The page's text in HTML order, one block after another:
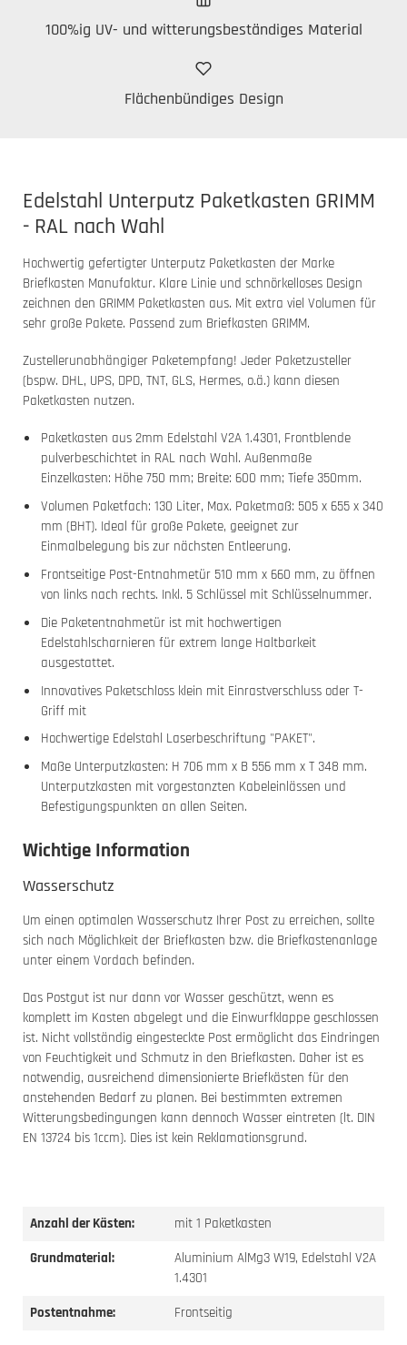
100%ig UV- und witterungsbeständiges Material
Flächenbündiges Design
Edelstahl Unterputz Paketkasten GRIMM
- RAL nach Wahl
Hochwertig gefertigter Unterputz Paketkasten der Marke
Briefkasten Manufaktur. Klare Linie und schnörkelloses Design
zeichnen den GRIMM Paketkasten aus. Mit extra viel Volumen für
sehr große Pakete. Passend zum Briefkasten GRIMM.
Zustellerunabhängiger Paketempfang! Jeder Paketzusteller
(bspw. DHL, UPS, DPD, TNT, GLS, Hermes, o.ä.) kann diesen
Paketkasten nutzen.
Paketkasten aus 2mm Edelstahl V2A 1.4301, Frontblende
pulverbeschichtet in RAL nach Wahl. Außenmaße
Einzelkasten: Höhe 750 mm; Breite: 600 mm; Tiefe 350mm.
Volumen Paketfach: 130 Liter, Max. Paketmaß: 505 x 655 x 340
mm (BHT). Ideal für große Pakete, geeignet zur
Einmalbelegung bis zur nächsten Entleerung.
Frontseitige Post-Entnahmetür 510 mm x 660 mm, zu öffnen
von links nach rechts. Inkl. 5 Schlüssel mit Schlüsselnummer.
Die Paketentnahmetür ist mit hochwertigen
Edelstahlscharnieren für extrem lange Haltbarkeit
ausgestattet.
Innovatives Paketschloss klein mit Einrastverschluss oder T-
Griff mit
Hochwertige Edelstahl Laserbeschriftung "PAKET".
Maße Unterputzkasten: H 706 mm x B 556 mm x T 348 mm.
Unterputzkasten mit vorgestanzten Kabeleinlässen und
Befestigungspunkten an allen Seiten.
Wichtige Information
Wasserschutz
Um einen optimalen Wasserschutz Ihrer Post zu erreichen, sollte
sich nach Möglichkeit der Briefkasten bzw. die Briefkastenanlage
unter einem Vordach befinden.
Das Postgut ist nur dann vor Wasser geschützt, wenn es
komplett im Kasten abgelegt und die Einwurfklappe geschlossen
ist. Nicht vollständig eingesteckte Post ermöglicht das Eindringen
von Feuchtigkeit und Schmutz in den Briefkasten. Daher ist es
notwendig, ausreichend dimensionierte Briefkästen für den
anstehenden Bedarf zu planen. Bei bestimmten extremen
Witterungsbedingungen kann dennoch Wasser eintreten (lt. DIN
EN 13724 bis 1ccm). Dies ist kein Reklamationsgrund.
Anzahl der Kästen:
mit 1 Paketkasten
Grundmaterial:
Aluminium AlMg3 W19, Edelstahl V2A
1.4301
Postentnahme:
Frontseitig